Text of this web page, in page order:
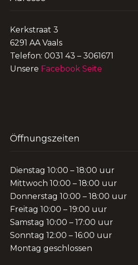
Kerkstraat 3
6291 AA Vaals
Telefon: 0031 43 – 3061671
Unsere Facebook Seite
Öffnungszeiten
Dienstag 10:00 – 18:00 uur
Mittwoch 10:00 – 18:00 uur
Donnerstag 10:00 – 18:00 uur
Freitag 10:00 – 19:00 uur
Samstag 10:00 – 17:00 uur
Sonntag 12:00 – 16:00 uur
Montag geschlossen